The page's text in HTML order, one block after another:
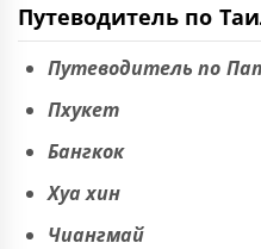
Путеводитель по
Путеводитель по
Пхукет
Бангкок
Хуа хин
Чиангмай